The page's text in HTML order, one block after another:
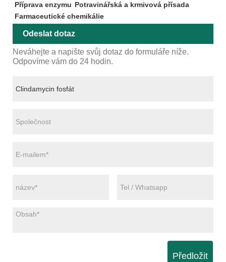
Příprava enzymu Potravinářská a krmivová přísada
Farmaceutické chemikálie
Odeslat dotaz
Neváhejte a napište svůj dotaz do formuláře níže.
Odpovíme vám do 24 hodin.
Předložit